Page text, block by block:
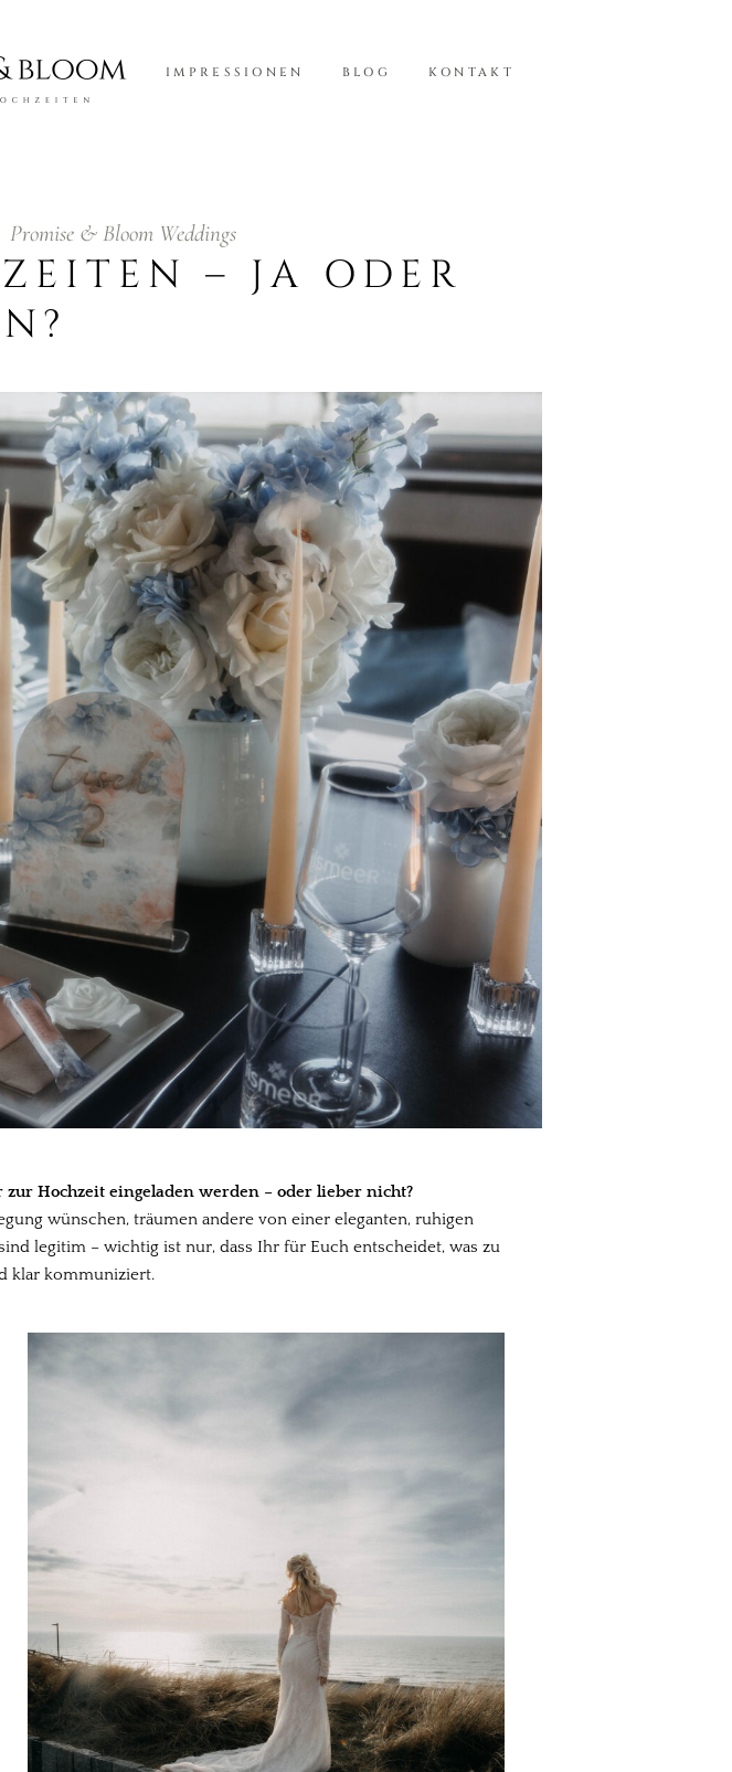
IMPRESSIONEN BLOG KONTAKT
Promise & Bloom Weddings
– JA ODER
zur Hochzeit eingeladen werden – oder lieber nicht?
wünschen, träumen andere von einer eleganten, ruhigen
legitim – wichtig ist nur, dass Ihr für Euch entscheidet, was zu
klar kommuniziert.